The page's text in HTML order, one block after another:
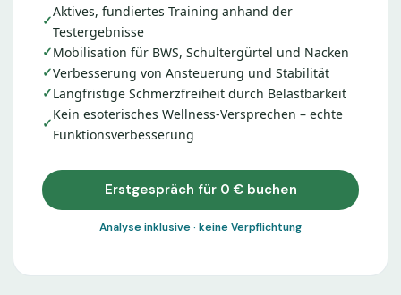
Aktives, fundiertes Training anhand der
Testergebnisse
Mobilisation für BWS, Schultergürtel und Nacken
Verbesserung von Ansteuerung und Stabilität
Langfristige Schmerzfreiheit durch Belastbarkeit
Kein esoterisches Wellness-Versprechen – echte
Funktionsverbesserung
Erstgespräch für 0 € buchen
Analyse inklusive · keine Verpflichtung